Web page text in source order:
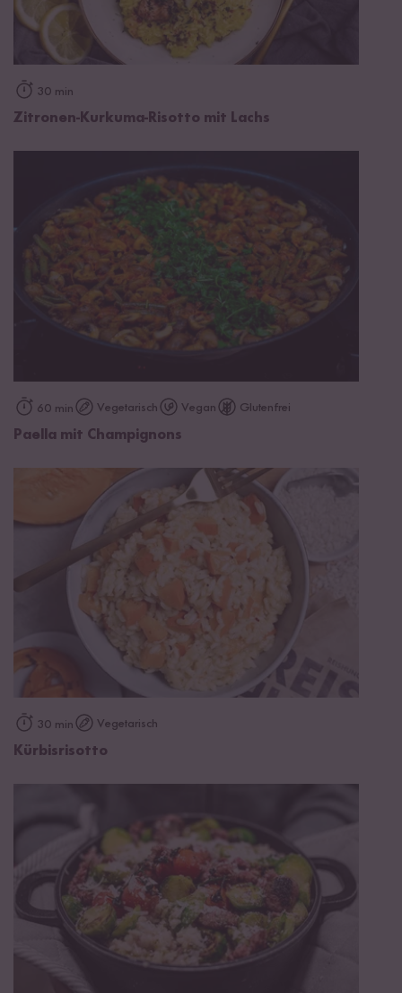
30 min
Zitronen-Kurkuma-Risotto mit Lachs
60 min Vegetarisch Vegan Glutenfrei
Paella mit Champignons
30 min Vegetarisch
Kürbisrisotto